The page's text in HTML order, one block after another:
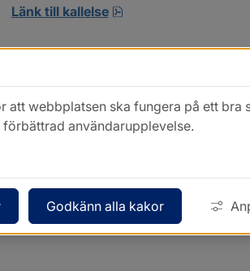
Länk till kallelse
pdf, öppnas i nytt
webbplatsen ska fungera på ett bra
användarupplevelse.
Godkänn alla kakor